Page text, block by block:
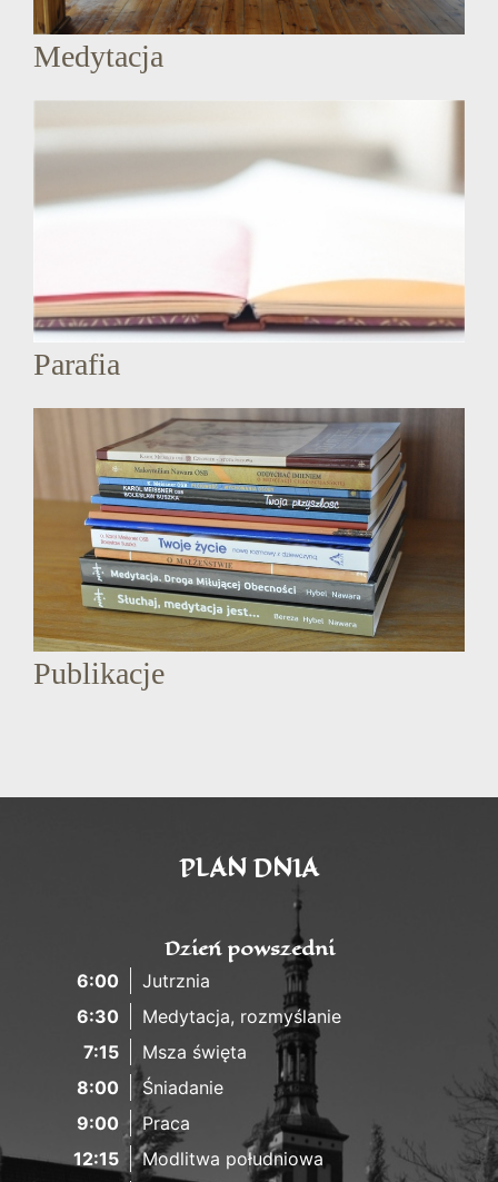
Medytacja
Parafia
Publikacje
PLAN DNIA
Dzień powszedni
6:00
Jutrznia
6:30
Medytacja, rozmyślanie
7:15
Msza święta
8:00
Śniadanie
9:00
Praca
12:15
Modlitwa południowa